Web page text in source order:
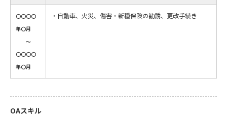
〇〇〇〇
年〇月
～
〇〇〇〇
年〇月
・自動車、火災、傷害・新種保険の勧誘、更改手続き
OAスキル